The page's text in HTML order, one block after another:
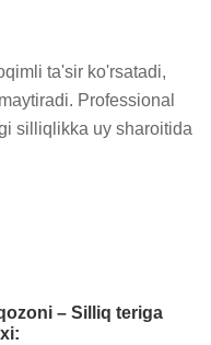
ta'sir ko'rsatadi,
Professional
silliqlikka uy sharoitida
– Silliq teriga